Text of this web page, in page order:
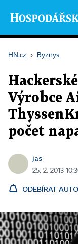
HN.cz › Byznys
Výrobce
počet
jas
25. 2. 2013
ODEBÍRAT